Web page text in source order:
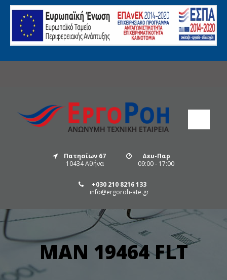
Πατησίων 67
10434 Αθήνα
Δευ-Παρ
09:00 - 17:00
+030 210 8216 133
info@ergoroh-ate.gr
MAN 19464 FLT